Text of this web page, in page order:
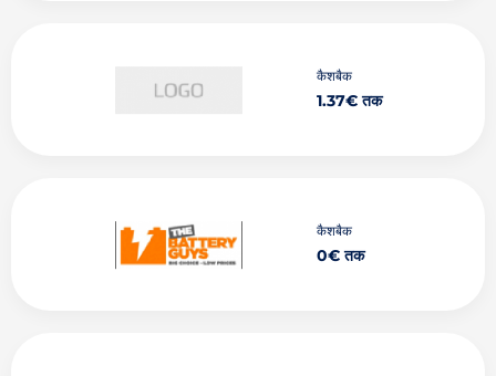
कैशबैक
1.37€ तक
कैशबैक
0€ तक